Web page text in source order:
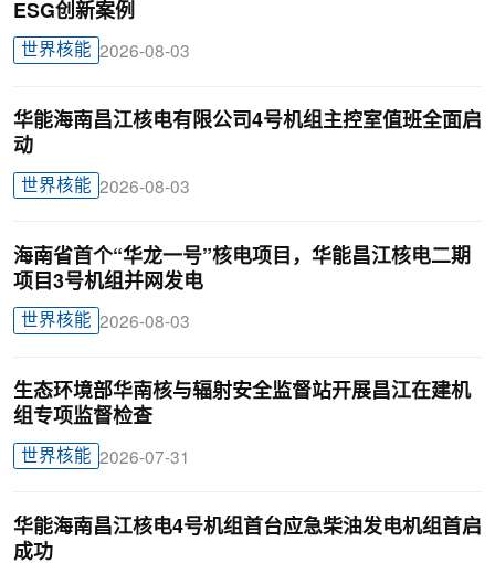
ESG创新案例
世界核能 2026-08-03
华能海南昌江核电有限公司4号机组主控室值班全面启
动
世界核能 2026-08-03
海南省首个“华龙一号”核电项目，华能昌江核电二期
项目3号机组并网发电
世界核能 2026-08-03
生态环境部华南核与辐射安全监督站开展昌江在建机
组专项监督检查
世界核能 2026-07-31
华能海南昌江核电4号机组首台应急柴油发电机组首启
成功